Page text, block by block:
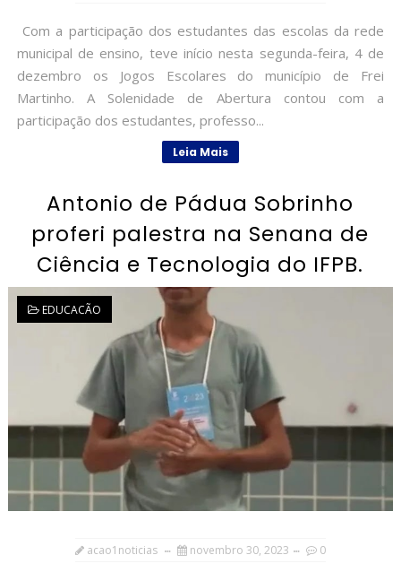
Com a participação dos estudantes das escolas da rede
municipal de ensino, teve início nesta segunda-feira, 4 de
dezembro os Jogos Escolares do município de Frei
Martinho. A Solenidade de Abertura contou com a
participação dos estudantes, professo...
Leia Mais
Antonio de Pádua Sobrinho
proferi palestra na Senana de
Ciência e Tecnologia do IFPB.
EDUCACÃO
acao1noticias novembro 30, 2023 0